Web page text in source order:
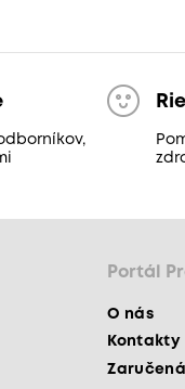
Portál
O nás
Kontakty